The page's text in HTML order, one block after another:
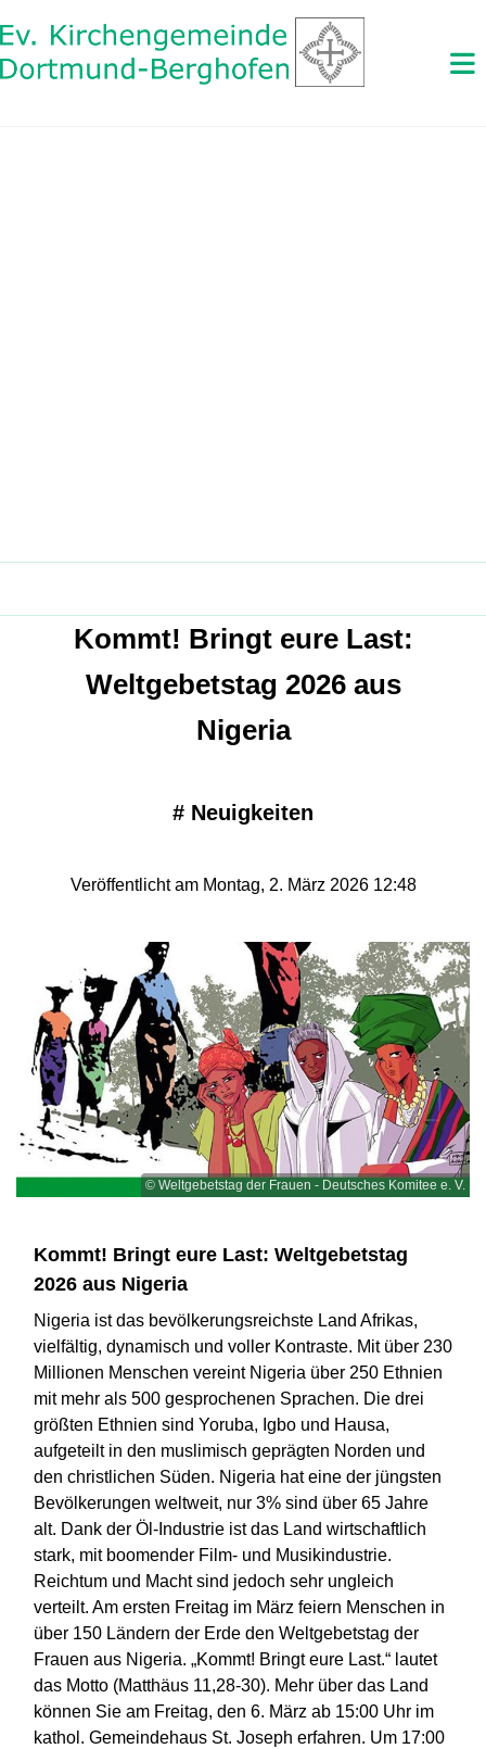
Kommt! Bringt eure Last:
Weltgebetstag 2026 aus
Nigeria
# Neuigkeiten
Veröffentlicht am Montag, 2. März 2026 12:48
© Weltgebetstag der Frauen - Deutsches Komitee e. V.
Kommt! Bringt eure Last: Weltgebetstag
2026 aus Nigeria
Nigeria ist das bevölkerungsreichste Land Afrikas,
vielfältig, dynamisch und voller Kontraste. Mit über 230
Millionen Menschen vereint Nigeria über 250 Ethnien
mit mehr als 500 gesprochenen Sprachen. Die drei
größten Ethnien sind Yoruba, Igbo und Hausa,
aufgeteilt in den muslimisch geprägten Norden und
den christlichen Süden. Nigeria hat eine der jüngsten
Bevölkerungen weltweit, nur 3% sind über 65 Jahre
alt. Dank der Öl-Industrie ist das Land wirtschaftlich
stark, mit boomender Film- und Musikindustrie.
Reichtum und Macht sind jedoch sehr ungleich
verteilt. Am ersten Freitag im März feiern Menschen in
über 150 Ländern der Erde den Weltgebetstag der
Frauen aus Nigeria. „Kommt! Bringt eure Last.“ lautet
das Motto (Matthäus 11,28-30). Mehr über das Land
können Sie am Freitag, den 6. März ab 15:00 Uhr im
kathol. Gemeindehaus St. Joseph erfahren. Um 17:00